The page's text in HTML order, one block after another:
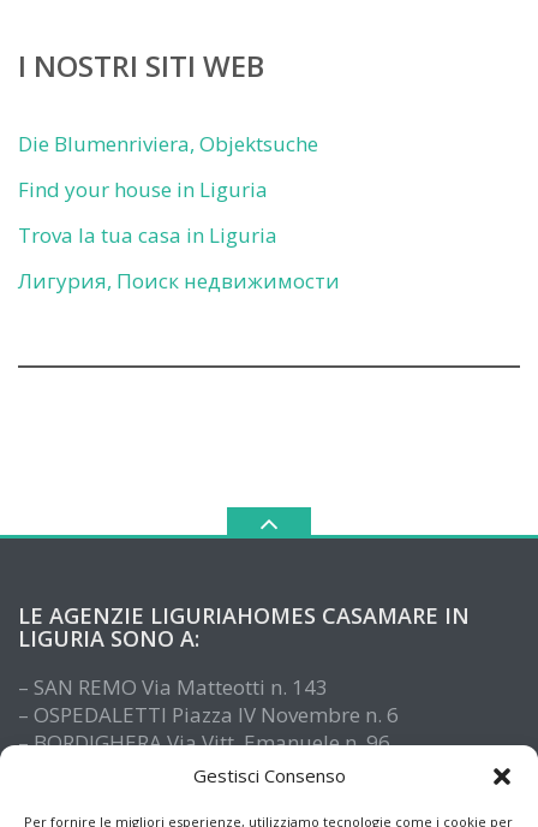
Gestisci Consenso
Per fornire le migliori esperienze, utilizziamo tecnologie come i cookie per
I NOSTRI SITI WEB
Die Blumenriviera, Objektsuche
Find your house in Liguria
Trova la tua casa in Liguria
Лигурия, Поиск недвижимости
LE AGENZIE LIGURIAHOMES CASAMARE IN
LIGURIA SONO A:
– SAN REMO Via Matteotti n. 143
– OSPEDALETTI Piazza IV Novembre n. 6
– BORDIGHERA Via Vitt. Emanuele n. 96
– IMPERIA Piazza De Amicis n. 15